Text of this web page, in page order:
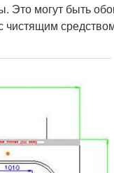
могут быть
чистящим